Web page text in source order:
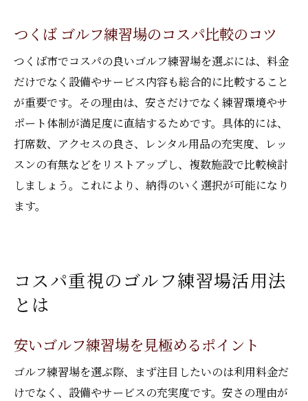
つくば ゴルフ練習場のコスパ比較のコツ
つくば市でコスパの良いゴルフ練習場を選ぶには、料金
だけでなく設備やサービス内容も総合的に比較すること
が重要です。その理由は、安さだけでなく練習環境やサ
ポート体制が満足度に直結するためです。具体的には、
打席数、アクセスの良さ、レンタル用品の充実度、レッ
スンの有無などをリストアップし、複数施設で比較検討
しましょう。これにより、納得のいく選択が可能になり
ます。
コスパ重視のゴルフ練習場活用法
とは
安いゴルフ練習場を見極めるポイント
ゴルフ練習場を選ぶ際、まず注目したいのは利用料金だ
けでなく、設備やサービスの充実度です。安さの理由が